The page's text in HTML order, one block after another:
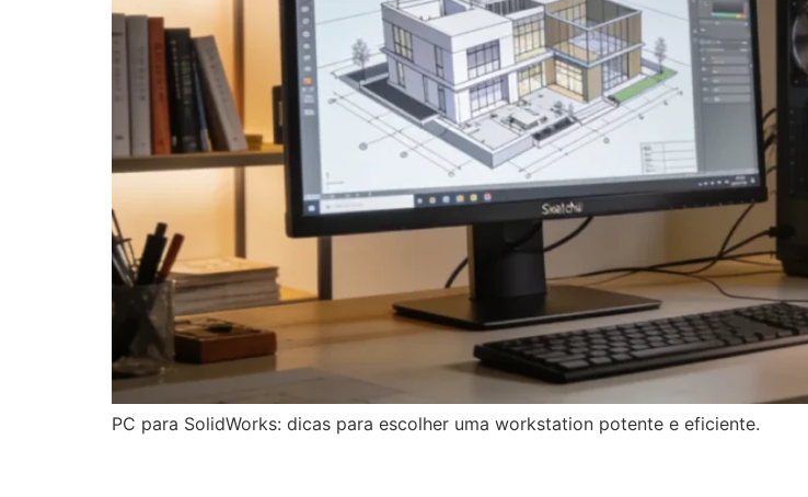
PC para SolidWorks: dicas para escolher uma workstation potente e eficiente.